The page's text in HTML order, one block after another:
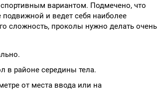
вариантом. Подмечено, что
подвижной и ведет себя наиболее
сложность, проколы нужно делать очень
в районе середины тела.
от места ввода или на